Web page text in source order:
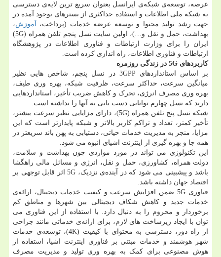
عرصه، توسعه‌ی شبکه‌ی ایرانسل بعنوان سریع ترین لایه‌ی دسترسی
به شبکه ملی اطلاعات و استفاده حداکثری از بسترهای بوجود آمده در
جهت رشد تولید محتوا و توسعه عرضه خدمات (پرداخت،
آموزش،
بهداشت، حمل و نقل و…)، اولین سایت نسل پنجم تلفن همراه (5G)
ایران را برای وزارت ارتباطات و فناوری اطلاعات در پژوهشگاه
ارتباطات و فناوری اطلاعات، راه اندازی کرده است.
کاربردهای 5G در زندگی روزمره
بر اساس استانداردهای 3GPP در نسل پنجم، شاخص هایی نظیر
میانگین سرعت، حداکثر سرعت، ظرفیت شبکه، بهره وری طیف،
بهره وری مصرف انرژی، تحرک و کاهش ضریب تأخیر، استانداردهایی
دارند که نسل چهارم توانایی دست یابی به آنها را نداشته است.
شبکه نسل پنج تلفن همراه (5G)، دارای مزایایی نظیر سرعت بیشتر،
تأخیر کمتر، تعداد و تراکم کاربر بالاتر و شبکه پایدارتر است که این
مزایا، منجر به مدیریت خدمات حیاتی، دستیابی به پهن باند سریعتر در
همه جا و بهره گیری از اینترنت اشیای انبوه می شود.
این تکنولوژی می تواند در مورد مواردی چون بهداشت و سلامت،
دولت همراه، کشاورزی، حمل و نقل، انرژی و مسائل مالی راهگشا
باشد و پیشبینی می شود که در آینده‌ی نزدیک، 5G اثر قابل توجهی بر
اقتصاد جهان داشته باشد.
فناوری 5G ضمن افزایش سرعت و کیفیت خدمات دیجیتال، ارائه‌ی
خدمات جدید و کاهش شکاف دیجیتالی بین شهرها و مناطق کم
برخوردار و محروم را به دنبال دارد. با استفاده از این فناوری می
توان با ایجاد زیرساخت های لازم، برای ارائه‌ی خدماتی مانند جراحی
از راه دور، دسترسی به محتوای با کیفیت (4K)، توسعه‌ی خدمات
شهر هوشمند و خدمات مبتنی بر فناوری اینترنت اشیا، استفاده از
هوش مصنوعی برای کمک به بهره وری تولید و مدیریت مصرف